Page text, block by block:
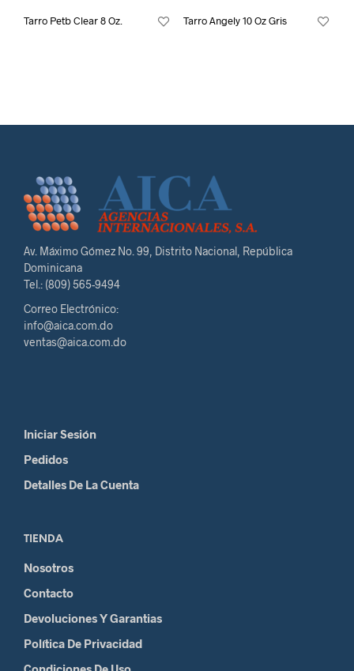
Tarro Petb Clear 8 Oz. Tarro Angely 10 Oz Gris
Av. Máximo Gómez No. 99, Distrito Nacional, República
Dominicana
Tel.: (809) 565-9494
Correo Electrónico:
info@aica.com.do
ventas@aica.com.do
Iniciar Sesión
Pedidos
Detalles De La Cuenta
TIENDA
Nosotros
Contacto
Devoluciones Y Garantias
Política De Privacidad